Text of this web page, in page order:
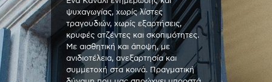
ψυχαγωγίας, χωρίς λίστες
τραγουδιών, χωρίς εξαρτήσεις,
κρυφές ατζέντες και σκοπιμότητες.
Με αισθητική και άποψη, με
ανιδιοτέλεια, ανεξαρτησία και
συμμετοχή στα κοινά. Πραγματική